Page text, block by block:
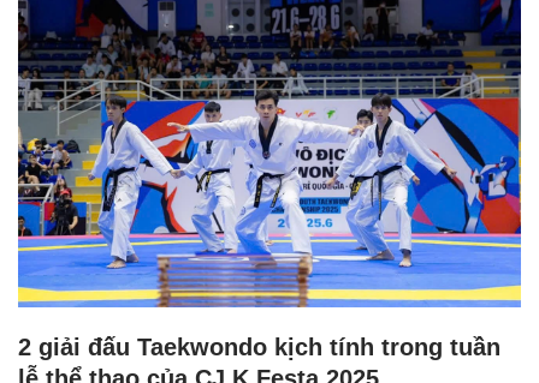
2 giải đấu Taekwondo kịch tính trong tuần